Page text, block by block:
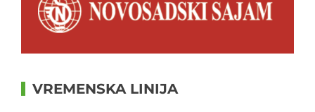
VREMENSKA LINIJA